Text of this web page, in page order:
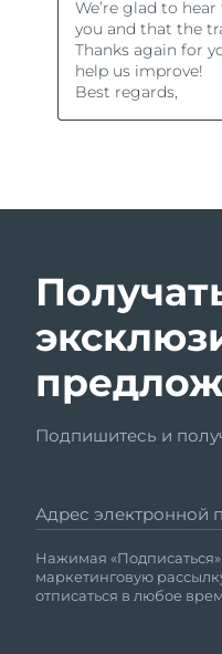
Подпишитесь и
Адрес электронной
Нажимая
маркетинговую
отписаться в любое